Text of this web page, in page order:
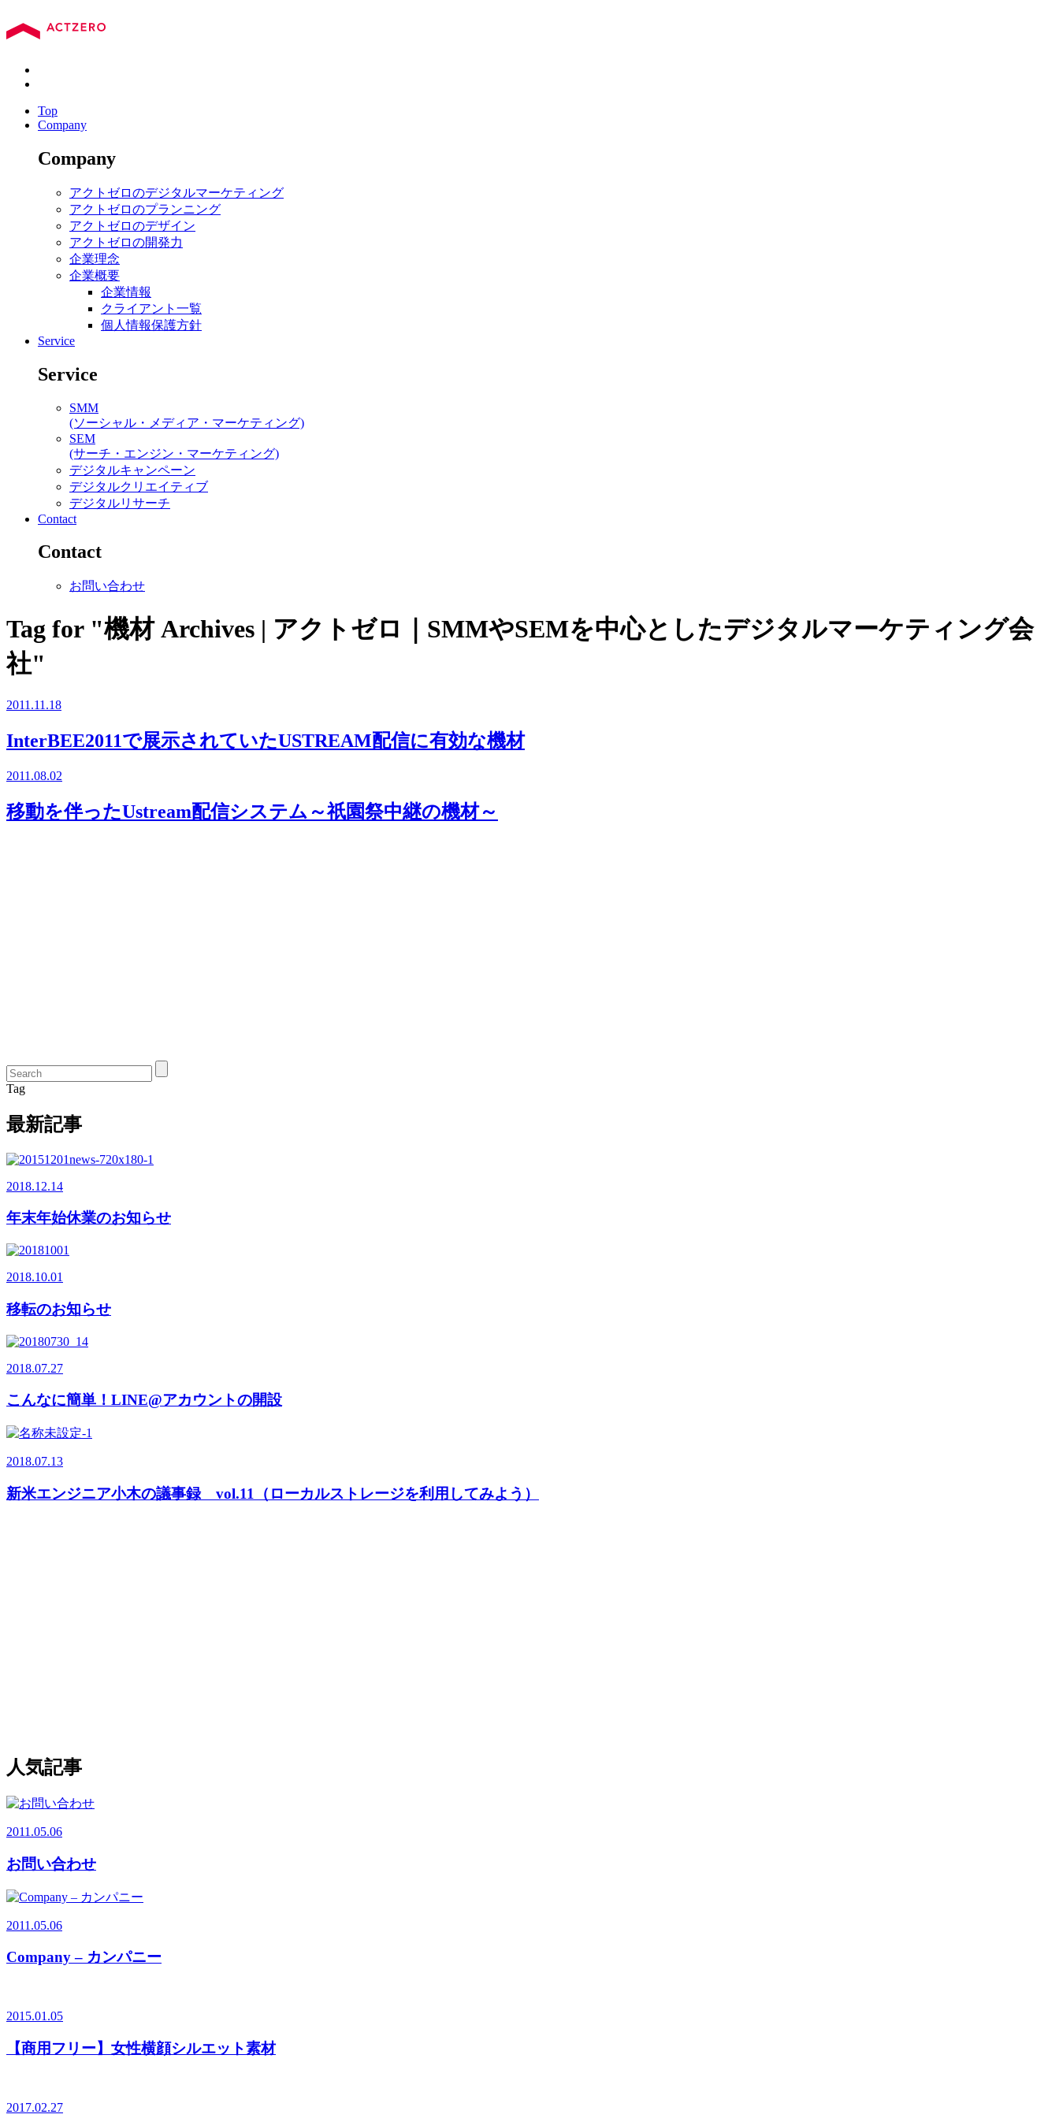
Top
Company
Company
アクトゼロのデジタルマーケティング
アクトゼロのプランニング
アクトゼロのデザイン
アクトゼロの開発力
企業理念
企業概要
企業情報
クライアント一覧
個人情報保護方針
Service
Service
SMM
(ソーシャル・メディア・マーケティング)
SEM
(サーチ・エンジン・マーケティング)
デジタルキャンペーン
デジタルクリエイティブ
デジタルリサーチ
Contact
Contact
お問い合わせ
Tag for "機材 Archives | アクトゼロ｜SMMやSEMを中心としたデジタルマーケティング会
社"
2011.11.18
InterBEE2011で展示されていたUSTREAM配信に有効な機材
2011.08.02
移動を伴ったUstream配信システム～祇園祭中継の機材～
Tag
最新記事
2018.12.14
年末年始休業のお知らせ
2018.10.01
移転のお知らせ
2018.07.27
こんなに簡単！LINE@アカウントの開設
2018.07.13
新米エンジニア小木の議事録 vol.11（ローカルストレージを利用してみよう）
人気記事
2011.05.06
お問い合わせ
2011.05.06
Company – カンパニー
2015.01.05
【商用フリー】女性横顔シルエット素材
2017.02.27